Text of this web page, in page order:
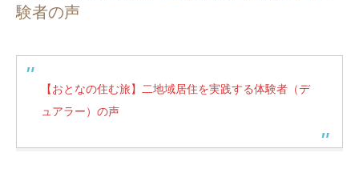
験者の声
【おとなの住む旅】二地域居住を実践する体験者（デ
ュアラー）の声